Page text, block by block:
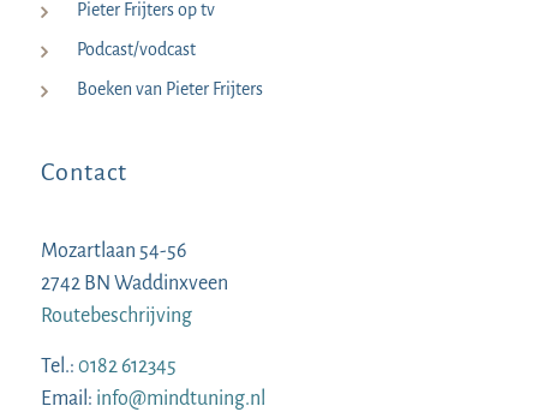
Pieter Frijters op tv
Podcast/vodcast
Boeken van Pieter Frijters
Contact
Mozartlaan 54-56
2742 BN Waddinxveen
Routebeschrijving
Tel.: 0182 612345
Email: info@mindtuning.nl